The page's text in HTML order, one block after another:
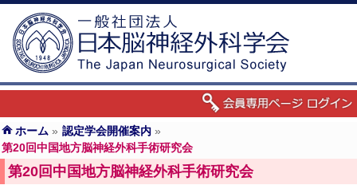
ホーム » 認定学会開催案内 »
第20回中国地方脳神経外科手術研究会
第20回中国地方脳神経外科手術研究会